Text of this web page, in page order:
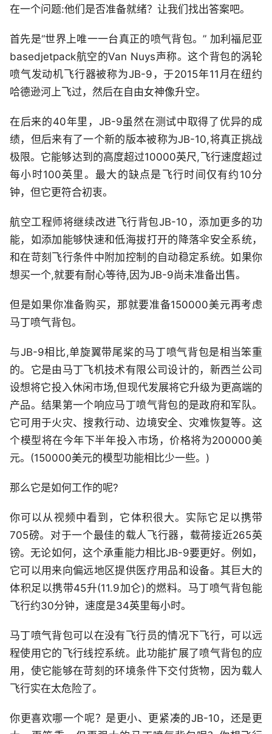
在一个问题:他们是否准备就绪？让我们找出答案吧。
首先是“世界上唯一一台真正的喷气背包。” 加利福尼亚
basedjetpack航空的Van Nuys声称。这个背包的涡轮
喷气发动机飞行器被称为JB-9，于2015年11月在纽约
哈德逊河上飞过，然后在自由女神像升空。
在后来的40年里，JB-9虽然在测试中取得了优异的成
绩，但后来有了一个新的版本被称为JB-10,将真正挑战
极限。它能够达到的高度超过10000英尺,飞行速度超过
每小时100英里。最大的缺点是飞行时间仅有约10分
钟，但它更符合初衷。
航空工程师将继续改进飞行背包JB-10，添加更多的功
能，如添加能够快速和低海拔打开的降落伞安全系统，
和在苛刻飞行条件中附加控制的自动稳定系统。如果你
想买一个,就要有耐心等待,因为JB-9尚未准备出售。
但是如果你准备购买，那就要准备150000美元再考虑
马丁喷气背包。
与JB-9相比,单旋翼带尾桨的马丁喷气背包是相当笨重
的。它是由马丁飞机技术有限公司设计的，新西兰公司
设想将它投入休闲市场,但现代发展将它升级为更高端的
产品。结果第一个响应马丁喷气背包的是政府和军队。
它可用于火灾、搜救行动、边境安全、灾难恢复等。这
个模型将在今年下半年投入市场，价格将为200000美
元。(150000美元的模型功能相比少一些。)
那么它是如何工作的呢?
你可以从视频中看到，它体积很大。实际它足以携带
705磅。对于一个最佳的载人飞行器，载荷接近265英
镑。无论如何，这个承重能力相比JB-9要更好。例如，
它可以用来向偏远地区提供医疗用品和设备。其巨大的
体积足以携带45升(11.9加仑)的燃料。马丁喷气背包能
飞行约30分钟，速度是34英里每小时。
马丁喷气背包可以在没有飞行员的情况下飞行，可以远
程使用它的飞行线控系统。此功能扩展了喷气背包的应
用，使它能够在苛刻的环境条件下交付货物，因为载人
飞行实在太危险了。
你更喜欢哪一个呢？是更小、更紧凑的JB-10，还是更